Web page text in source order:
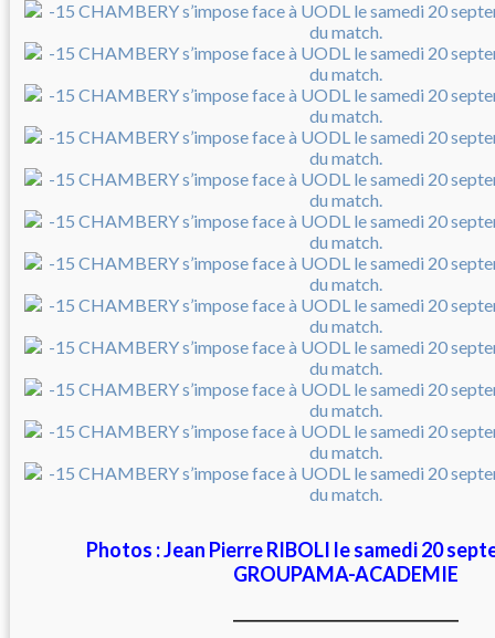
Photos : Jean Pierre RIBOLI le samedi 20
GROUPAMA-ACADEMIE